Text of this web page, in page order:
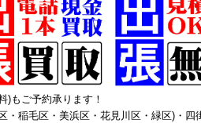
)もご予約承ります！
・稲毛区・美浜区・花見川区・緑区)・四